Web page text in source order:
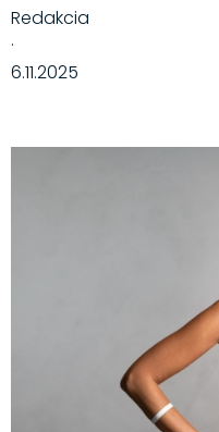
Redakcia
·
6.11.2025